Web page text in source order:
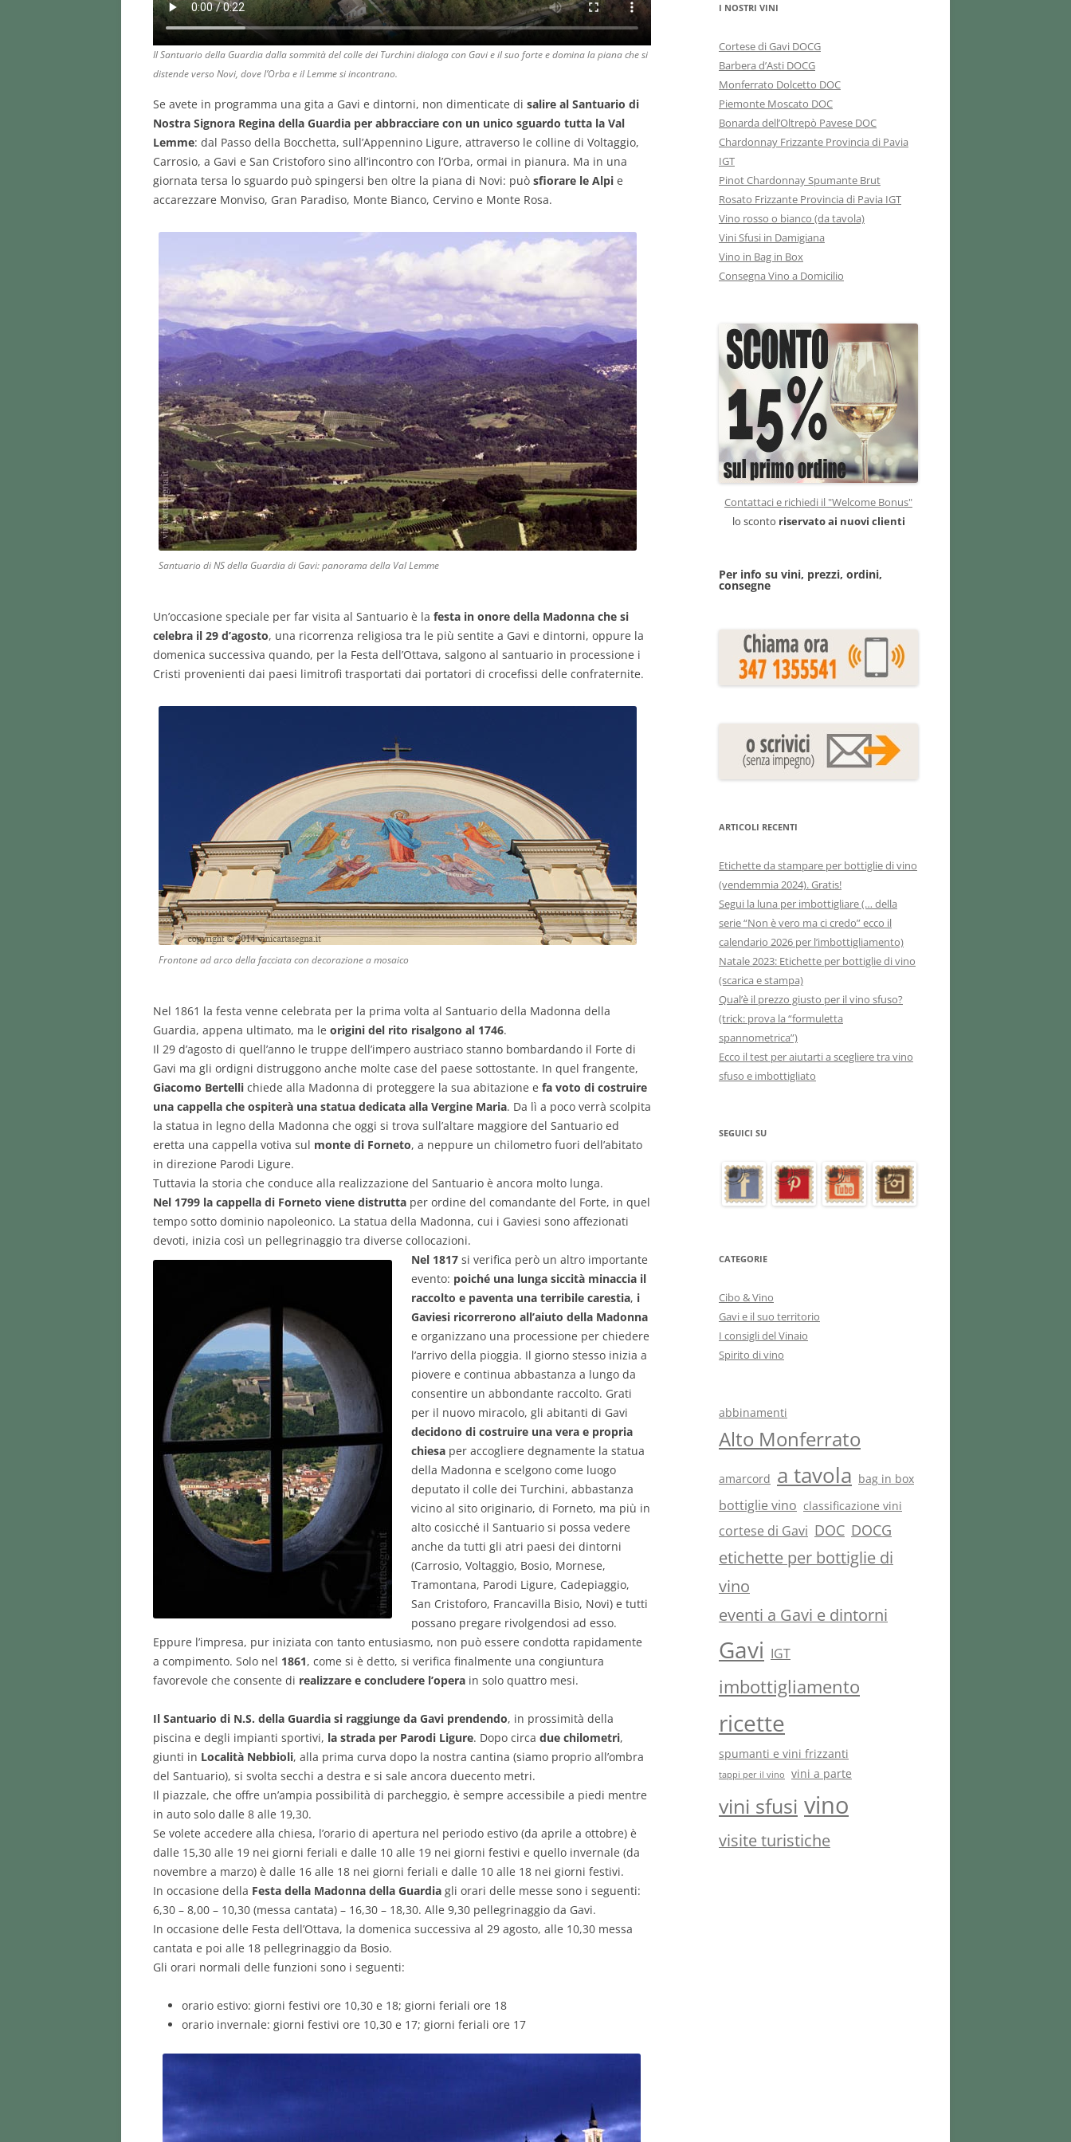
Il Santuario della Guardia dalla sommità del colle dei Turchini dialoga con Gavi e il suo forte e domina la piana che si
distende verso Novi, dove l’Orba e il Lemme si incontrano.
Se avete in programma una gita a Gavi e dintorni, non dimenticate di salire al Santuario di
Nostra Signora Regina della Guardia per abbracciare con un unico sguardo tutta la Val
Lemme: dal Passo della Bocchetta, sull’Appennino Ligure, attraverso le colline di Voltaggio,
Carrosio, a Gavi e San Cristoforo sino all’incontro con l’Orba, ormai in pianura. Ma in una
giornata tersa lo sguardo può spingersi ben oltre la piana di Novi: può sfiorare le Alpi e
accarezzare Monviso, Gran Paradiso, Monte Bianco, Cervino e Monte Rosa.
Santuario di NS della Guardia di Gavi: panorama della Val Lemme
Un’occasione speciale per far visita al Santuario è la festa in onore della Madonna che si
celebra il 29 d’agosto, una ricorrenza religiosa tra le più sentite a Gavi e dintorni, oppure la
domenica successiva quando, per la Festa dell’Ottava, salgono al santuario in processione i
Cristi provenienti dai paesi limitrofi trasportati dai portatori di crocefissi delle confraternite.
Frontone ad arco della facciata con decorazione a mosaico
Nel 1861 la festa venne celebrata per la prima volta al Santuario della Madonna della
Guardia, appena ultimato, ma le origini del rito risalgono al 1746.
Il 29 d’agosto di quell’anno le truppe dell’impero austriaco stanno bombardando il Forte di
Gavi ma gli ordigni distruggono anche molte case del paese sottostante. In quel frangente,
Giacomo Bertelli chiede alla Madonna di proteggere la sua abitazione e fa voto di costruire
una cappella che ospiterà una statua dedicata alla Vergine Maria. Da lì a poco verrà scolpita
la statua in legno della Madonna che oggi si trova sull’altare maggiore del Santuario ed
eretta una cappella votiva sul monte di Forneto, a neppure un chilometro fuori dell’abitato
in direzione Parodi Ligure.
Tuttavia la storia che conduce alla realizzazione del Santuario è ancora molto lunga.
Nel 1799 la cappella di Forneto viene distrutta per ordine del comandante del Forte, in quel
tempo sotto dominio napoleonico. La statua della Madonna, cui i Gaviesi sono affezionati
devoti, inizia così un pellegrinaggio tra diverse collocazioni.
Nel 1817 si verifica però un altro importante
evento: poiché una lunga siccità minaccia il
raccolto e paventa una terribile carestia, i
Gaviesi ricorrerono all’aiuto della Madonna
e organizzano una processione per chiedere
l’arrivo della pioggia. Il giorno stesso inizia a
piovere e continua abbastanza a lungo da
consentire un abbondante raccolto. Grati
per il nuovo miracolo, gli abitanti di Gavi
decidono di costruire una vera e propria
chiesa per accogliere degnamente la statua
della Madonna e scelgono come luogo
deputato il colle dei Turchini, abbastanza
vicino al sito originario, di Forneto, ma più in
alto cosicché il Santuario si possa vedere
anche da tutti gli atri paesi dei dintorni
(Carrosio, Voltaggio, Bosio, Mornese,
Tramontana, Parodi Ligure, Cadepiaggio,
San Cristoforo, Francavilla Bisio, Novi) e tutti
possano pregare rivolgendosi ad esso.
Eppure l’impresa, pur iniziata con tanto entusiasmo, non può essere condotta rapidamente
a compimento. Solo nel 1861, come si è detto, si verifica finalmente una congiuntura
favorevole che consente di realizzare e concludere l’opera in solo quattro mesi.
Il Santuario di N.S. della Guardia si raggiunge da Gavi prendendo, in prossimità della
piscina e degli impianti sportivi, la strada per Parodi Ligure. Dopo circa due chilometri,
giunti in Località Nebbioli, alla prima curva dopo la nostra cantina (siamo proprio all’ombra
del Santuario), si svolta secchi a destra e si sale ancora duecento metri.
Il piazzale, che offre un’ampia possibilità di parcheggio, è sempre accessibile a piedi mentre
in auto solo dalle 8 alle 19,30.
Se volete accedere alla chiesa, l’orario di apertura nel periodo estivo (da aprile a ottobre) è
dalle 15,30 alle 19 nei giorni feriali e dalle 10 alle 19 nei giorni festivi e quello invernale (da
novembre a marzo) è dalle 16 alle 18 nei giorni feriali e dalle 10 alle 18 nei giorni festivi.
In occasione della Festa della Madonna della Guardia gli orari delle messe sono i seguenti:
6,30 – 8,00 – 10,30 (messa cantata) – 16,30 – 18,30. Alle 9,30 pellegrinaggio da Gavi.
In occasione delle Festa dell’Ottava, la domenica successiva al 29 agosto, alle 10,30 messa
cantata e poi alle 18 pellegrinaggio da Bosio.
Gli orari normali delle funzioni sono i seguenti:
orario estivo: giorni festivi ore 10,30 e 18; giorni feriali ore 18
orario invernale: giorni festivi ore 10,30 e 17; giorni feriali ore 17
I NOSTRI VINI
Cortese di Gavi DOCG
Barbera d’Asti DOCG
Monferrato Dolcetto DOC
Piemonte Moscato DOC
Bonarda dell’Oltrepò Pavese DOC
Chardonnay Frizzante Provincia di Pavia
IGT
Pinot Chardonnay Spumante Brut
Rosato Frizzante Provincia di Pavia IGT
Vino rosso o bianco (da tavola)
Vini Sfusi in Damigiana
Vino in Bag in Box
Consegna Vino a Domicilio
Contattaci e richiedi il "Welcome Bonus"
lo sconto riservato ai nuovi clienti
Per info su vini, prezzi, ordini,
consegne
ARTICOLI RECENTI
Etichette da stampare per bottiglie di vino
(vendemmia 2024). Gratis!
Segui la luna per imbottigliare (… della
serie “Non è vero ma ci credo” ecco il
calendario 2026 per l’imbottigliamento)
Natale 2023: Etichette per bottiglie di vino
(scarica e stampa)
Qual’è il prezzo giusto per il vino sfuso?
(trick: prova la “formuletta
spannometrica”)
Ecco il test per aiutarti a scegliere tra vino
sfuso e imbottigliato
SEGUICI SU
CATEGORIE
Cibo & Vino
Gavi e il suo territorio
I consigli del Vinaio
Spirito di vino
abbinamenti
Alto Monferrato
amarcord a tavola bag in box
bottiglie vino classificazione vini
cortese di Gavi DOC DOCG
etichette per bottiglie di
vino
eventi a Gavi e dintorni
Gavi IGT
imbottigliamento
ricette
spumanti e vini frizzanti
tappi per il vino vini a parte
vini sfusi vino
visite turistiche